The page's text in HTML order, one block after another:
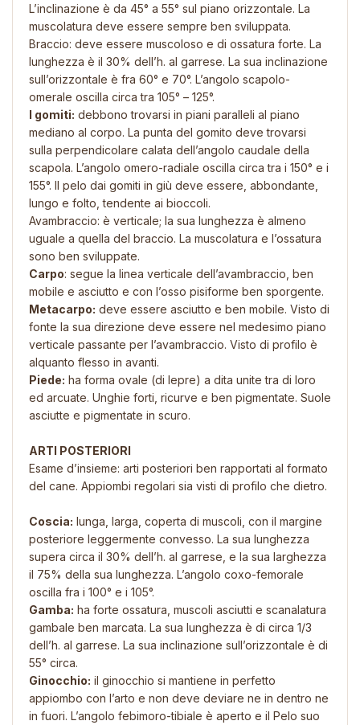
L’inclinazione è da 45° a 55° sul piano orizzontale. La
muscolatura deve essere sempre ben sviluppata.
Braccio: deve essere muscoloso e di ossatura forte. La
lunghezza è il 30% dell’h. al garrese. La sua inclinazione
sull’orizzontale è fra 60° e 70°. L’angolo scapolo-
omerale oscilla circa tra 105° – 125°.
I gomiti: debbono trovarsi in piani paralleli al piano
mediano al corpo. La punta del gomito deve trovarsi
sulla perpendicolare calata dell’angolo caudale della
scapola. L’angolo omero-radiale oscilla circa tra i 150° e i
155°. Il pelo dai gomiti in giù deve essere, abbondante,
lungo e folto, tendente ai bioccoli.
Avambraccio: è verticale; la sua lunghezza è almeno
uguale a quella del braccio. La muscolatura e l’ossatura
sono ben sviluppate.
Carpo: segue la linea verticale dell’avambraccio, ben
mobile e asciutto e con l’osso pisiforme ben sporgente.
Metacarpo: deve essere asciutto e ben mobile. Visto di
fonte la sua direzione deve essere nel medesimo piano
verticale passante per l’avambraccio. Visto di profilo è
alquanto flesso in avanti.
Piede: ha forma ovale (di lepre) a dita unite tra di loro
ed arcuate. Unghie forti, ricurve e ben pigmentate. Suole
asciutte e pigmentate in scuro.
ARTI POSTERIORI
Esame d’insieme: arti posteriori ben rapportati al formato
del cane. Appiombi regolari sia visti di profilo che dietro.
Coscia: lunga, larga, coperta di muscoli, con il margine
posteriore leggermente convesso. La sua lunghezza
supera circa il 30% dell’h. al garrese, e la sua larghezza
il 75% della sua lunghezza. L’angolo coxo-femorale
oscilla fra i 100° e i 105°.
Gamba: ha forte ossatura, muscoli asciutti e scanalatura
gambale ben marcata. La sua lunghezza è di circa 1/3
dell’h. al garrese. La sua inclinazione sull’orizzontale è di
55° circa.
Ginocchio: il ginocchio si mantiene in perfetto
appiombo con l’arto e non deve deviare ne in dentro ne
in fuori. L’angolo febimoro-tibiale è aperto e il Pelo suo